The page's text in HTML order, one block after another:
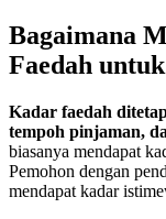
Bagaimana
Faedah
Kadar faedah
tempoh pinjaman,
biasanya mendapat
Pemohon dengan
mendapat kadar